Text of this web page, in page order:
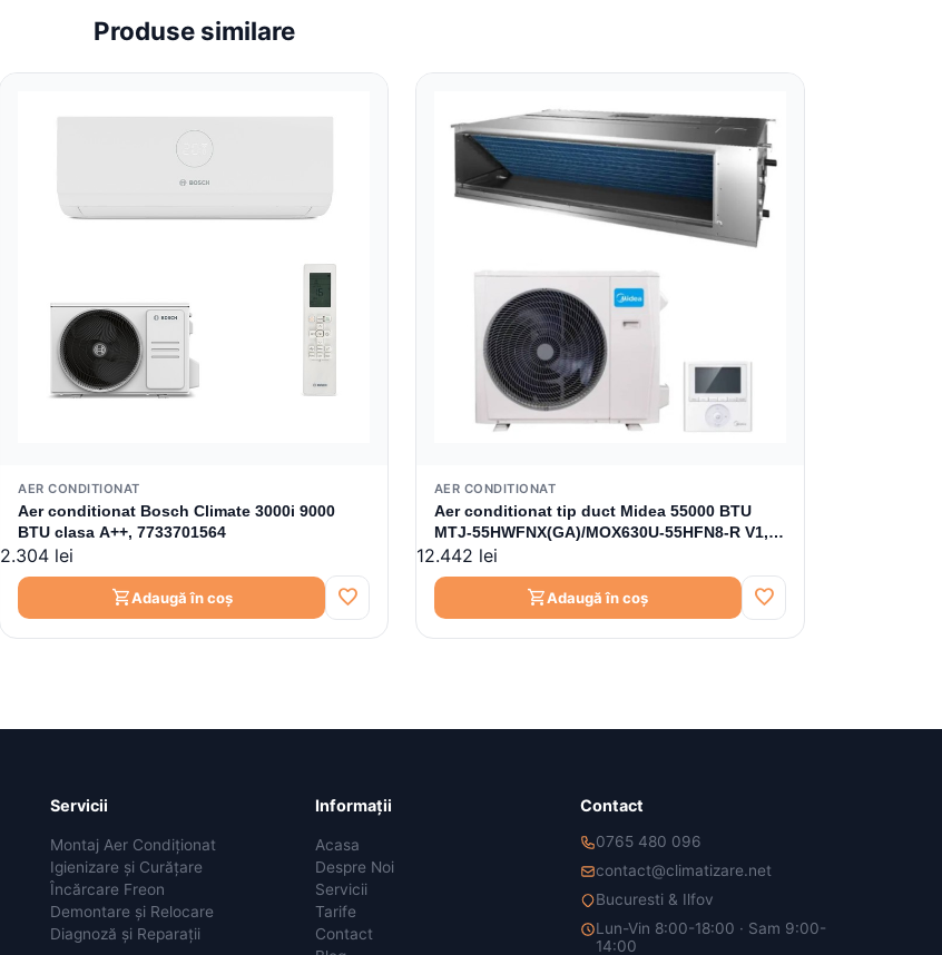
Produse similare
AER CONDITIONAT
Aer conditionat Bosch Climate 3000i 9000
BTU clasa A++, 7733701564
2.304 lei
shopping_cartAdaugă în coș favorite
AER CONDITIONAT
Aer conditionat tip duct Midea 55000 BTU
MTJ-55HWFNX(GA)/MOX630U-55HFN8-R V1,
Inverter
12.442 lei
shopping_cartAdaugă în coș favorite
Servicii
Montaj Aer Condiționat
Igienizare și Curățare
Încărcare Freon
Demontare și Relocare
Diagnoză și Reparații
Informații
Acasa
Despre Noi
Servicii
Tarife
Contact
Contact
0765 480 096
contact@climatizare.net
Bucuresti & Ilfov
Lun-Vin 8:00-18:00 · Sam 9:00-
14:00